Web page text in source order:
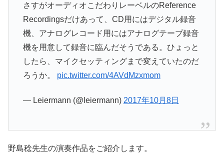
さすがオーディオこだわりレーベルのReference
Recordingsだけあって、CD用にはデジタル録音
機、アナログレコード用にはアナログテープ録音
機を用意して録音に臨んだそうである。ひょっと
したら、マイクセッティングまで変えていたのだ
ろうか。 pic.twitter.com/4AVdMzxmom
— Leiermann (@leiermann) 2017年10月8日
野島稔先生の演奏作品をご紹介します。